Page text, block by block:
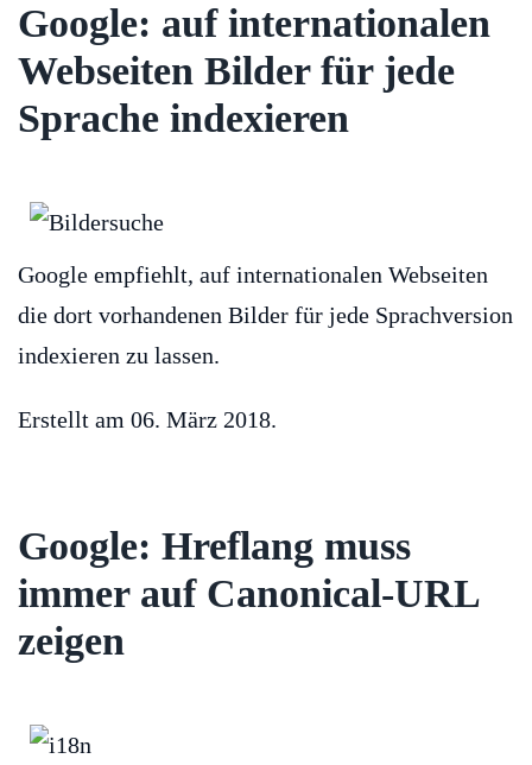
Google: auf internationalen
Webseiten Bilder für jede
Sprache indexieren
Google empfiehlt, auf internationalen Webseiten
die dort vorhandenen Bilder für jede Sprachversion
indexieren zu lassen.
Erstellt am 06. März 2018.
Google: Hreflang muss
immer auf Canonical-URL
zeigen